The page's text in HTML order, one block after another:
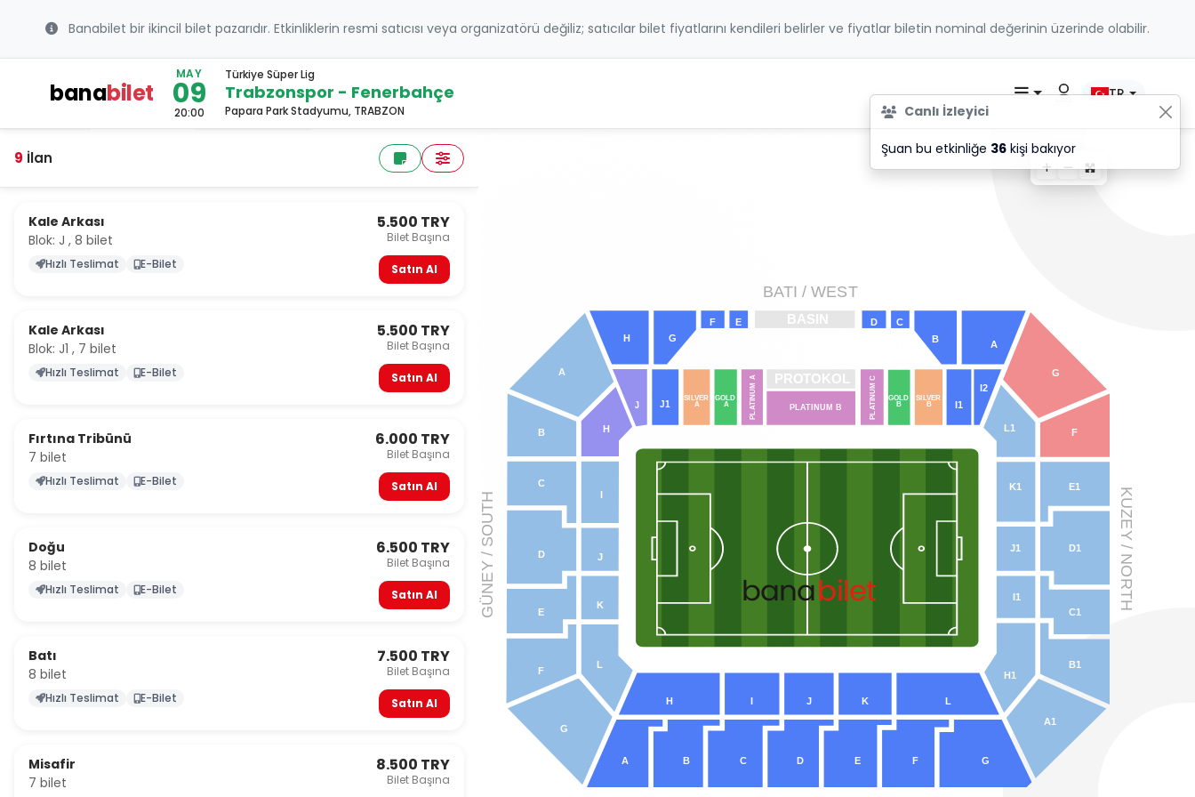
Banabilet bir ikincil bilet pazarıdır. Etkinliklerin resmi satıcısı veya organizatörü değiliz; satıcılar bilet fiyatlarını kendileri belirler ve fiyatlar biletin nominal değerinin üzerinde olabilir.
banabilet
MAY
09
20:00
Türkiye Süper Lig
Trabzonspor - Fenerbahçe
Papara Park Stadyumu, TRABZON
TR
9 İlan
Kale Arkası
Blok: J , 8 bilet
5.500 TRY
Bilet Başına
Hızlı Teslimat
E-Bilet Satın Al
Kale Arkası
Blok: J1 , 7 bilet
5.500 TRY
Bilet Başına
Hızlı Teslimat
E-Bilet Satın Al
Fırtına Tribünü
7 bilet
6.000 TRY
Bilet Başına
Hızlı Teslimat
E-Bilet Satın Al
Doğu
8 bilet
6.500 TRY
Bilet Başına
Hızlı Teslimat
E-Bilet Satın Al
Batı
8 bilet
7.500 TRY
Bilet Başına
Hızlı Teslimat
E-Bilet Satın Al
Misafir
7 bilet
8.500 TRY
Bilet Başına
BATI / WEST
GÜNE
Y
/ SOUTH KUZE
Y
/ NO
R
TH
BASIN
PROTOKO L
B
C
D
E
F
G
A
H
J
D
J
C E
I K
A B F G
H L
A
B
C
D
E
F
G
H
I
J
K
A1
B1
C1
D1
E1
H1
I1
J1
K1
L1 F
G
J1 I1
I2
PL
A
TINUM C
PL
A
TINUM
A
SILVER
B
SILVER
A
GOLD
B
GOLD
A PLATINUM B
banabilet
Canlı İzleyici
Şuan bu etkinliğe 36 kişi bakıyor